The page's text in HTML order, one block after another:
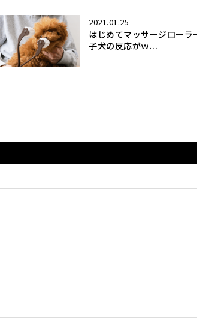
2021.01.25
はじめてマッサージローラ
子犬の反応がｗ...